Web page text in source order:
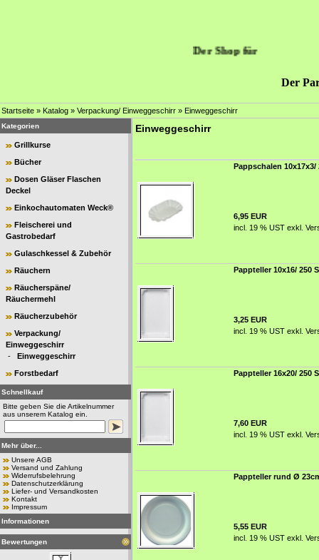
Der Shop für
Der
Startseite » Katalog » Verpackung/ Einweggeschirr » Einweggeschirr
Kategorien
Grillkurse
Bücher
Dosen Gläser Flaschen
Deckel
Einkochautomaten Weck®
Fleischerei und
Gastrobedarf
Gulaschkessel & Zubehör
Räuchern
Räucherspäne/
Räuchermehl
Räucherzubehör
Verpackung/
Einweggeschirr
- Einweggeschirr
Forstbedarf
Schnellkauf
Bitte geben Sie die Artikelnummer
aus unserem Katalog ein.
Mehr über...
Unsere AGB
Versand und Zahlung
Widerrufsbelehrung
Datenschutzerklärung
Liefer- und Versandkosten
Kontakt
Impressum
Informationen
Bewertungen
Einweggeschirr
Pappschalen 10x17x3/
6,95 EUR
incl. 19 % UST exkl.
Pappteller 10x16/ 250
3,25 EUR
incl. 19 % UST exkl.
Pappteller 16x20/ 250
7,60 EUR
incl. 19 % UST exkl.
Pappteller rund Ø
5,55 EUR
incl. 19 % UST exkl.